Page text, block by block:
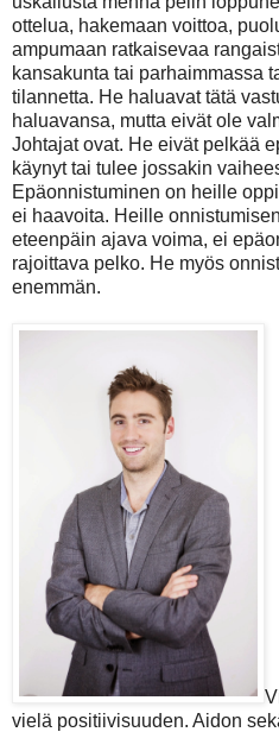
ottelua, hakemaan voittoa,
ampumaan ratkaisevaa
kansakunta tai parhaimmassa
tilannetta. He haluavat tätä
haluavansa, mutta eivät ole
Johtajat ovat. He eivät pelkää
käynyt tai tulee jossakin
Epäonnistuminen on heille
ei haavoita. Heille
eteenpäin ajava voima, ei
rajoittava pelko. He myös
enemmän.
vielä positiivisuuden. Aidon